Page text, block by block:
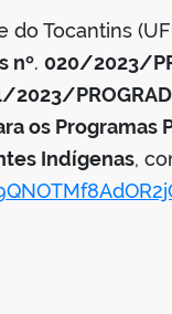
Tocantins
nº. 020/2023/
os Programas
Indígenas,